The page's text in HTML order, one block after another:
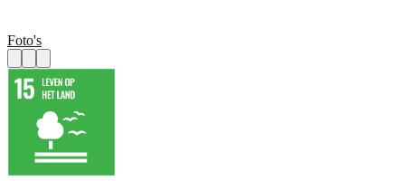
Foto's